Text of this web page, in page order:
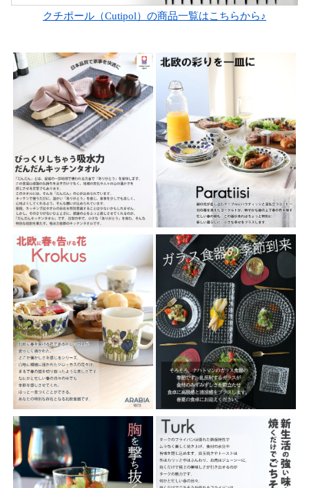
クチポール（Cutipol）の商品一覧はこちらから♪